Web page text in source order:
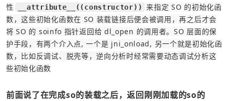
性
__attribute__((constructor))
来指定 SO 的初始化函
数，这些初始化函数在 SO 装载链接后便会被调用，再之后才会
将 SO 的 soinfo 指针返回给 dl_open 的调用者。SO 层面的保
护手段，有两个介入点, 一个是 jni_onload, 另一个就是初始化函
数，比如反调试、脱壳等，逆向分析时经常需要动态调试分析这
些初始化函数
前面说了在完成so的装载之后，返回刚刚加载的so的